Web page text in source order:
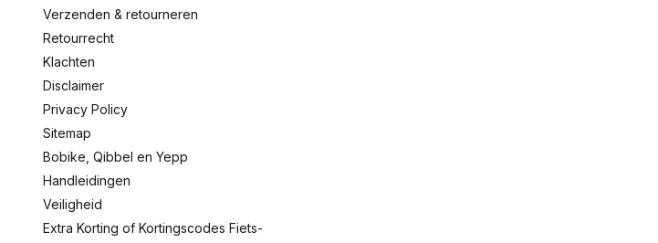
Verzenden & retourneren
Retourrecht
Klachten
Disclaimer
Privacy Policy
Sitemap
Bobike, Qibbel en Yepp
Handleidingen
Veiligheid
Extra Korting of Kortingscodes Fiets-